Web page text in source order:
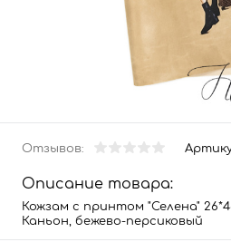
Отзывов:
Описание товара:
Кожзам с принтом "Селена"
Каньон, бежево-персиковый